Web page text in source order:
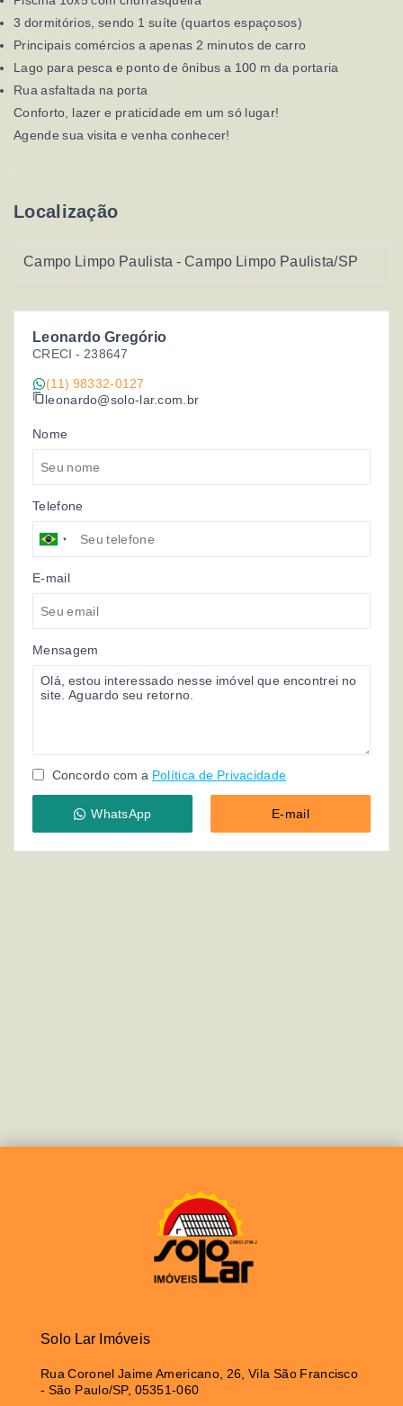
Leonardo Gregório
CRECI - 238647
(11) 98332-0127
leonardo@solo-lar.com.br
Nome
Telefone
E-mail
Mensagem
Concordo com a Política de Privacidade
WhatsApp E-mail
3 dormitórios, sendo 1 suíte (quartos espaçosos)
Principais comércios a apenas 2 minutos de carro
Lago para pesca e ponto de ônibus a 100 m da portaria
Rua asfaltada na porta
Conforto, lazer e praticidade em um só lugar!
Agende sua visita e venha conhecer!
Localização
Campo Limpo Paulista - Campo Limpo Paulista/SP
Solo Lar Imóveis
Rua Coronel Jaime Americano, 26, Vila São Francisco
- São Paulo/SP, 05351-060